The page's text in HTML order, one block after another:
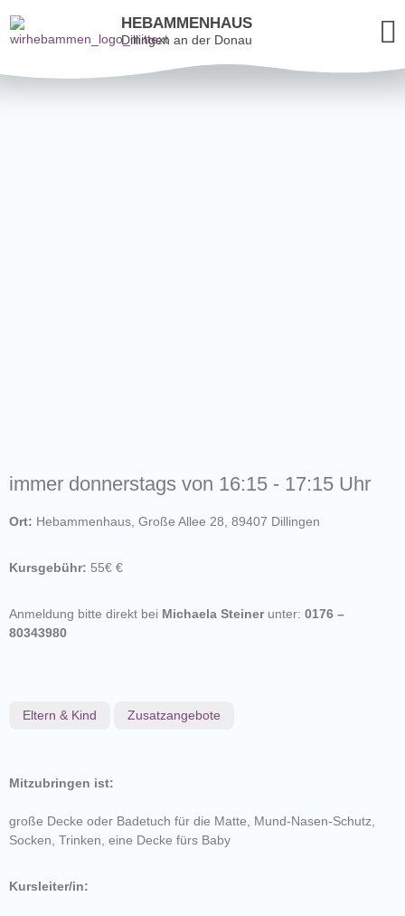
HEBAMMENHAUS
Dillingen an der Donau
immer donnerstags von 16:15 - 17:15 Uhr
Ort: Hebammenhaus, Große Allee 28, 89407 Dillingen
Kursgebühr: 55€ €
Anmeldung bitte direkt bei Michaela Steiner unter: 0176 –
80343980
Eltern & Kind Zusatzangebote
Mitzubringen ist:
große Decke oder Badetuch für die Matte, Mund-Nasen-Schutz,
Socken, Trinken, eine Decke fürs Baby
Kursleiter/in: